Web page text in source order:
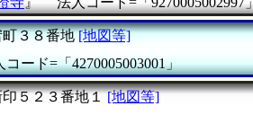
３８番地 [地図等]
コード=「4270005003001」
５２３番地１ [地図等]